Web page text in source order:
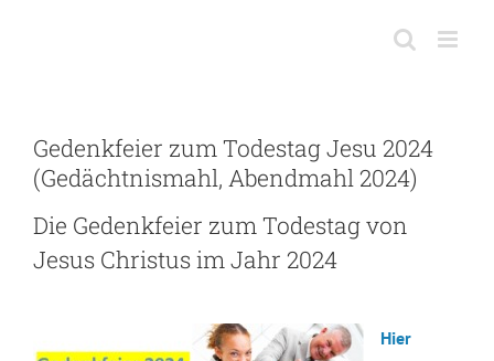
Gedenkfeier zum Todestag Jesu 2024
(Gedächtnismahl, Abendmahl 2024)
Die Gedenkfeier zum Todestag von
Jesus Christus im Jahr 2024
Hier